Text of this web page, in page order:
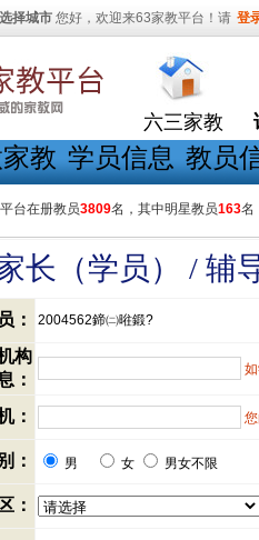
选择城市 您好，欢迎来63家教平台！请 登
六三家教
教 学员信息 教员
台在册教员3809名，其中明星教员163名
长（学员） / 辅
： 2004562鍗㈡暀鍛?
构
：
：
： 男 女 男女不限
：